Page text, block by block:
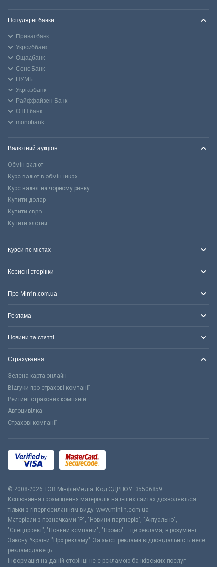
Популярні банки
Приватбанк
Укрсиббанк
Ощадбанк
Сенс Банк
ПУМБ
Укргазбанк
Райффайзен Банк
ОТП банк
monobank
Валютний аукціон
Обмін валют
Курс валют в обмінниках
Курс валют на чорному ринку
Купити долар
Купити євро
Купити злотий
Курси по містах
Корисні сторінки
Про Minfin.com.ua
Реклама
Новини та статті
Страхування
Зелена карта онлайн
Відгуки про страхові компанії
Рейтинг страхових компаній
Автоцивілка
Страхові компанії
© 2008-2026 ТОВ МiнфiнМедiа. Код ЄДРПОУ: 35506859
Копіювання і розміщення матеріалів на інших сайтах дозволяється
тільки з гіперпосиланням виду: www.minfin.com.ua
Матеріали з позначками "Р", "Новини партнерів", "Актуально",
"Спецпроект", "Новини компаній", "Промо" – це реклама, в розумінні
Закону України "Про рекламу". За зміст реклами відповідальність несе
рекламодавець.
Інформація на даній сторінці не є рекламою банківських послуг.